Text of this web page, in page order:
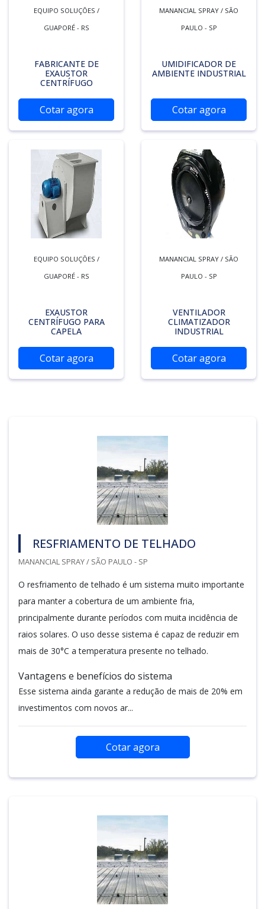
EQUIPO SOLUÇÕES /
GUAPORÉ - RS
FABRICANTE DE
EXAUSTOR
CENTRÍFUGO
Cotar agora
MANANCIAL SPRAY / SÃO
PAULO - SP
UMIDIFICADOR DE
AMBIENTE INDUSTRIAL
Cotar agora
EQUIPO SOLUÇÕES /
GUAPORÉ - RS
EXAUSTOR
CENTRÍFUGO PARA
CAPELA
Cotar agora
MANANCIAL SPRAY / SÃO
PAULO - SP
VENTILADOR
CLIMATIZADOR
INDUSTRIAL
Cotar agora
RESFRIAMENTO DE TELHADO
MANANCIAL SPRAY / SÃO PAULO - SP
O resfriamento de telhado é um sistema muito importante
para manter a cobertura de um ambiente fria,
principalmente durante períodos com muita incidência de
raios solares. O uso desse sistema é capaz de reduzir em
mais de 30°C a temperatura presente no telhado.
Vantagens e benefícios do sistema
Esse sistema ainda garante a redução de mais de 20% em
investimentos com novos ar...
Cotar agora